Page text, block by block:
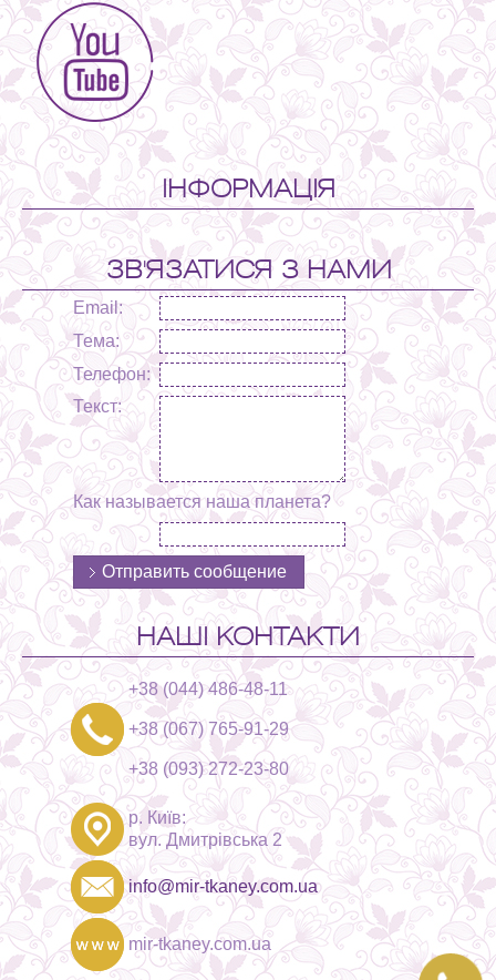
ІНФОРМАЦІЯ
ЗВ'ЯЗАТИСЯ З НАМИ
Email:
Тема:
Телефон:
Текст:
Как называется наша планета?
НАШІ КОНТАКТИ
+38 (044) 486-48-11
+38 (067) 765-91-29
+38 (093) 272-23-80
р. Київ:
вул. Дмитрівська 2
info@mir-tkaney.com.ua
mir-tkaney.com.ua